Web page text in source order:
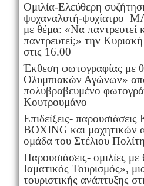
Ομιλία-Ελεύθερη
ψυχαναλυτή-ψυχίατρο
με θέμα: «Να παντρευτεί
παντρευτεί;» την
στις 16.00
Έκθεση φωτογραφίας με
Ολυμπιακών Αγώνων»
πολυβραβευμένο
Κουτρουμάνο
Επιδείξεις-
BOXING και μαχητικών
ομάδα του Στέλιου
Παρουσιάσεις- ομιλίες με
Ιαματικός Τουρισμός»,
τουριστικής ανάπτυξης